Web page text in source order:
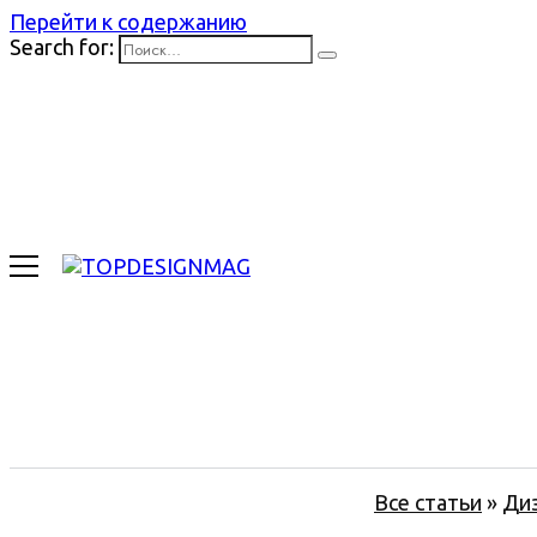
Перейти к содержанию
Search for:
Все статьи »